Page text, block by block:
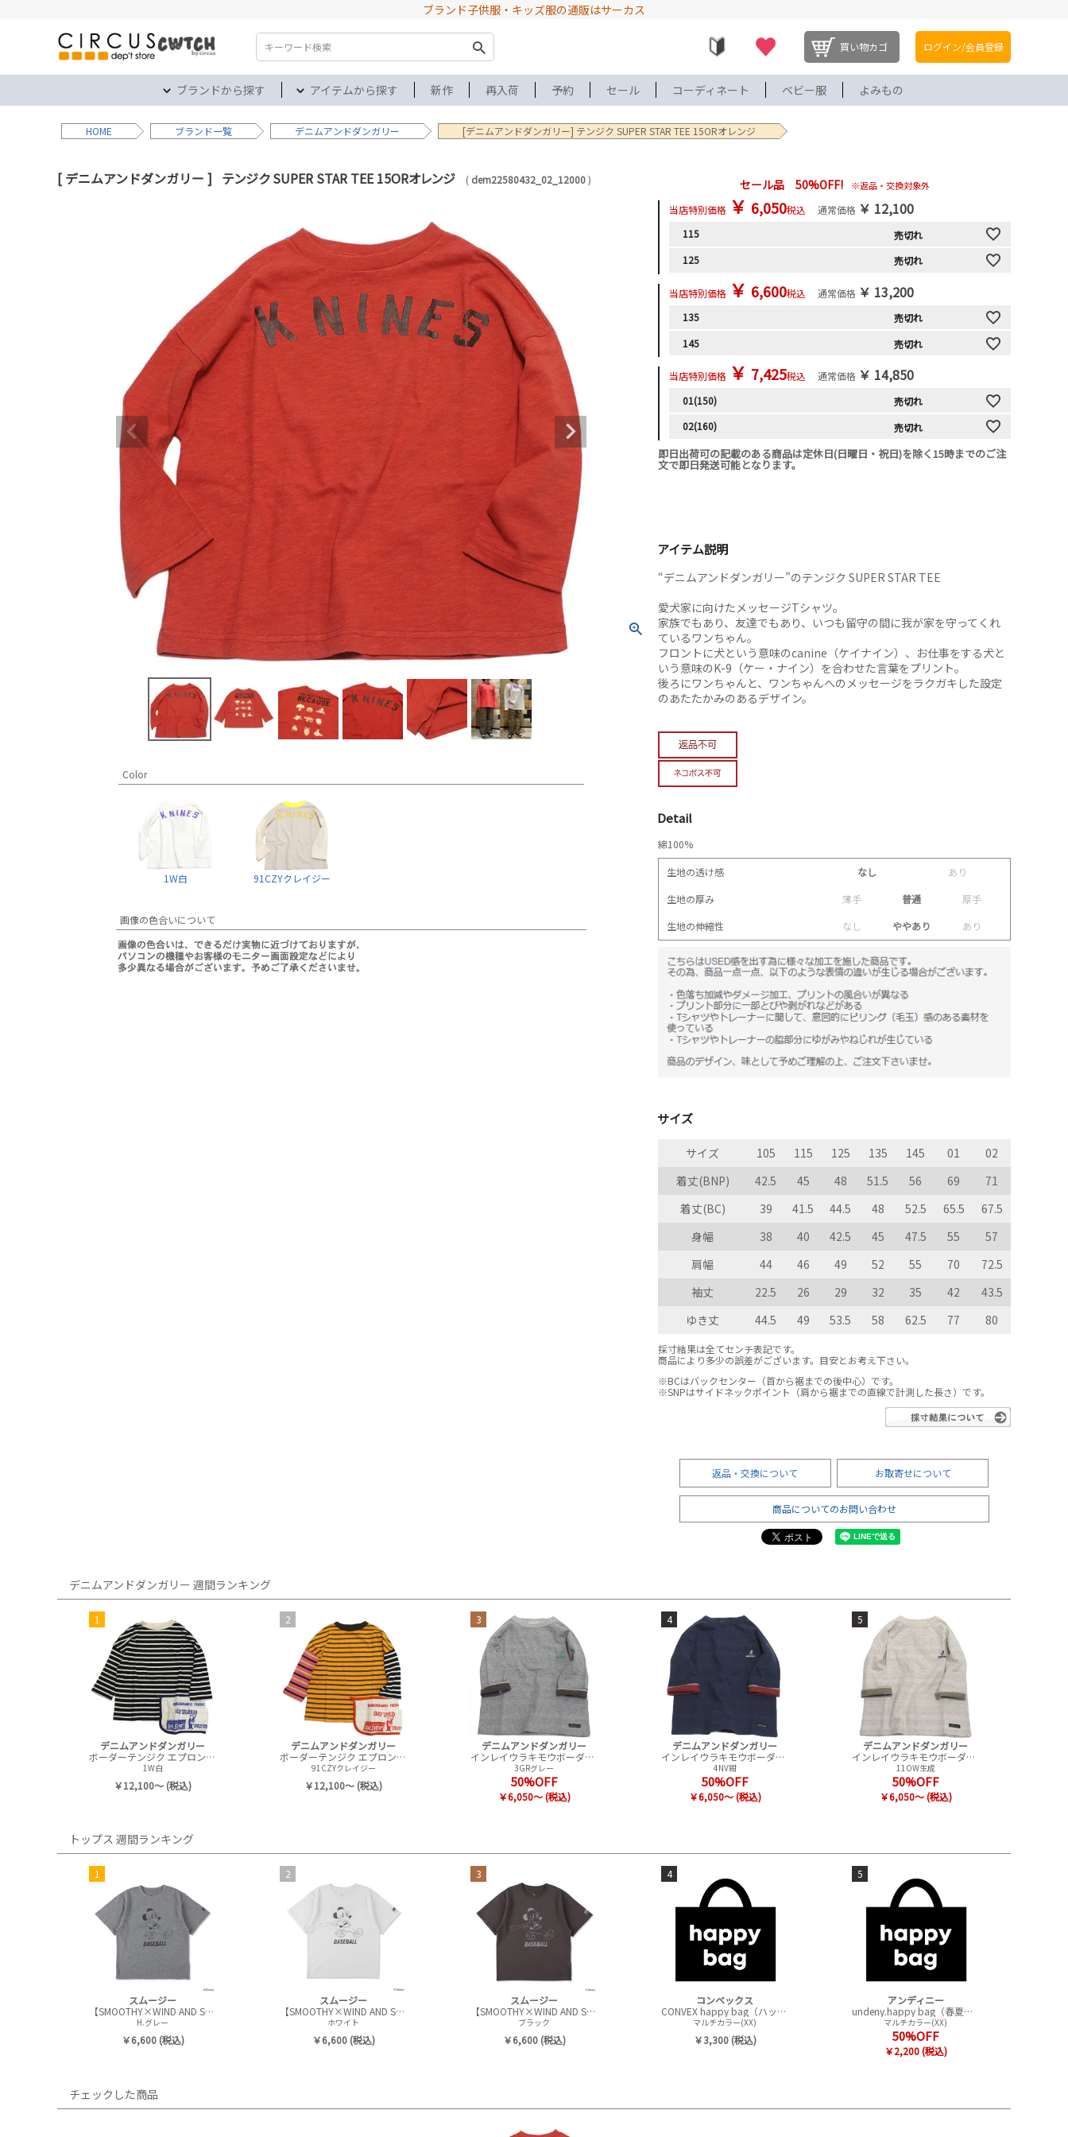
ブランド子供服・キッズ服の通販はサーカス
検索 買い物カゴ ログイン/会員登録
ブランドから探す アイテムから探す 新作 再入荷 予約 セール コーディネート ベビー服 よみもの
HOME ブランド デニムアンドダンガリー [デニムアンドダンガリー] テンジク SUPER STAR TEE 15ORオレンジ
デニムアンドダンガリー テンジク SUPER STAR TEE 15ORオレンジ dem22580432_02_12000
Color
1W白 91CZYクレイジー
画像の色合いについて
セール品 50%OFF! ※返品・交換対象外
当店特別価格 ￥ 6,050税込 通常価格 ￥ 12,100
115
売切れ
125
売切れ
当店特別価格 ￥ 6,600税込 通常価格 ￥ 13,200
135
売切れ
145
売切れ
当店特別価格 ￥ 7,425税込 通常価格 ￥ 14,850
01(150)
売切れ
02(160)
売切れ
即日出荷可の記載のある商品は定休日(日曜日・祝日)を除く15時までのご注
文で即日発送可能となります。
アイテム説明
“デニムアンドダンガリー”のテンジク SUPER STAR TEE
愛犬家に向けたメッセージTシャツ。
家族でもあり、友達でもあり、いつも留守の間に我が家を守ってくれ
ているワンちゃん。
フロントに犬という意味のcanine（ケイナイン）、お仕事をする犬と
いう意味のK-9（ケー・ナイン）を合わせた言葉をプリント。
後ろにワンちゃんと、ワンちゃんへのメッセージをラクガキした設定
のあたたかみのあるデザイン。
Detail
綿100%
生地の透け感 なし あ り
生地の厚み
薄手 普通 厚手
生地の伸縮性
な し ややあり あ り
サイズ
サイズ 105 115 125 135 145 01
02
着丈(BNP)
42.5 45 48 51.5 56 69
71
着丈(BC)
39 41.5 44.5 48 52.5 65.5
67.5
身幅
38 40 42.5 45 47.5 55
57
肩幅
44 46 49 52 55 70
72.5
袖丈
22.5 26 29 32 35 42
43.5
ゆき丈
44.5 49 53.5 58 62.5 77 80
採寸結果は全てセンチ表記です。
商品により多少の誤差がございます。目安とお考え下さい。
※BCはバックセンター（首から裾までの後中心）です。
※SNPはサイドネックポイント（肩から裾までの直線で計測した長さ）です。
返品・交換について お取寄せについて
商品についてのお問い合わせ
デニムアンドダンガリー 週間ランキング
1
デニムアンドダンガリー
ボーダーテンジク エプロンツキ L/S TEE(8分袖)
1W白
￥12,100～ (税込)
2
デニムアンドダンガリー
ボーダーテンジク エプロンツキ L/S TEE(8分袖)
91CZYクレイジー
￥12,100～ (税込)
3
デニムアンドダンガリー
インレイウラキモウボーダー GRAMICCI プルオーバー(7分袖)
3GRグレー
50%OFF
￥6,050～ (税込)
4
デニムアンドダンガリー
インレイウラキモウボーダー GRAMICCI プルオーバー(7分袖)
4NV紺
50%OFF
￥6,050～ (税込)
5
デニムアンドダンガリー
インレイウラキモウボーダー GRAMICCI プルオーバー(7分袖)
11OW生成
50%OFF
￥6,050～ (税込)
トップス 週間ランキング
1
スムージー
【SMOOTHY×WIND AND SEA】 BASEBALL Kids Tee
H.グレー
￥6,600 (税込)
2
スムージー
【SMOOTHY×WIND AND SEA】 BASEBALL Kids Tee
ホワイト
￥6,600 (税込)
3
スムージー
【SMOOTHY×WIND AND SEA】 BASEBALL Kids Tee
ブラック
￥6,600 (税込)
4
コンベックス
CONVEX happy bag（ハッピーバック）
マルチカラー(XX)
￥3,300 (税込)
5
アンディニー
undeny.happy bag（春夏アイテムハッピーバック）
マルチカラー(XX)
50%OFF
￥2,200 (税込)
チェックした商品